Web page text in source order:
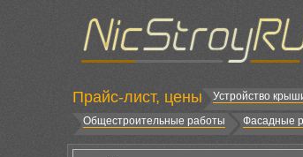
Прайс-лист, цены Устройство
Общестроительные работы
Фасадные